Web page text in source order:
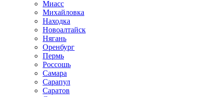
Миасс
Михайловка
Находка
Новоалтайск
Нягань
Оренбург
Пермь
Россошь
Самара
Сарапул
Саратов